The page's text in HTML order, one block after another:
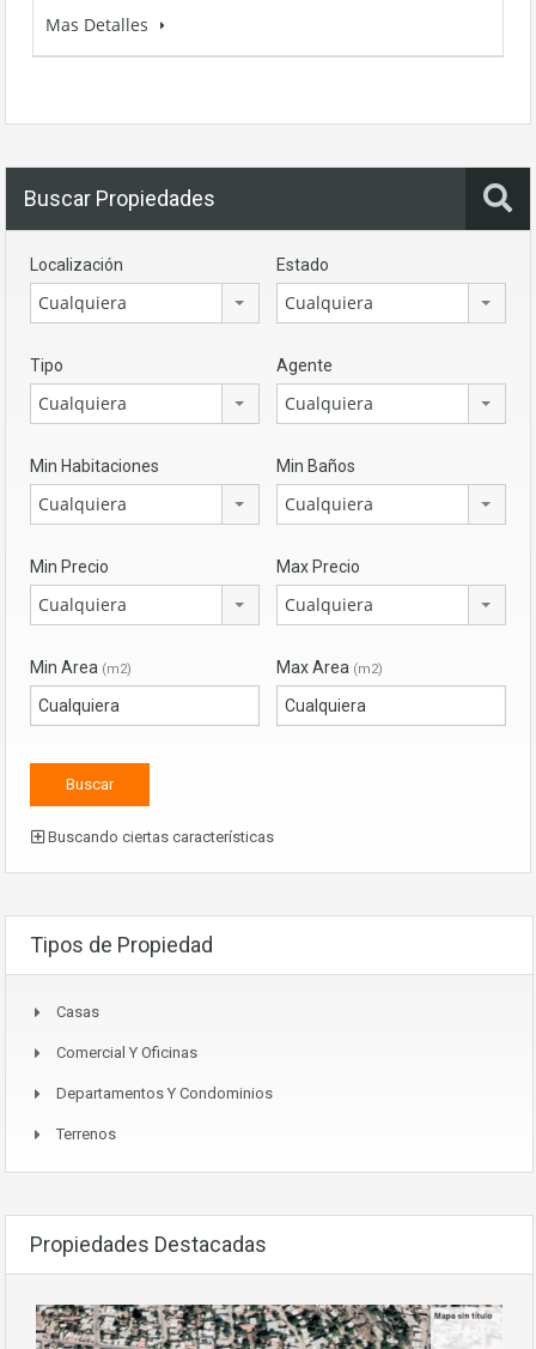
Mas Detalles
Buscar Propiedades
Localización
Cualquiera
Estado
Cualquiera
Tipo
Cualquiera
Agente
Cualquiera
Min Habitaciones
Cualquiera
Min Baños
Cualquiera
Min Precio
Cualquiera
Max Precio
Cualquiera
Min Area (m2) Max Area (m2)
Buscando ciertas características
Tipos de Propiedad
Casas
Comercial Y Oficinas
Departamentos Y Condominios
Terrenos
Propiedades Destacadas